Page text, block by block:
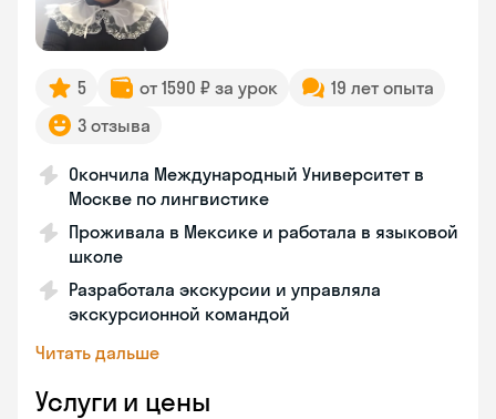
5 от 1590 ₽ за урок
19 лет опыта
3 отзыва
Окончила Международный Университет в
Москве по лингвистике
Проживала в Мексике и работала в языковой
школе
Разработала экскурсии и управляла
экскурсионной командой
Читать дальше
Услуги и цены